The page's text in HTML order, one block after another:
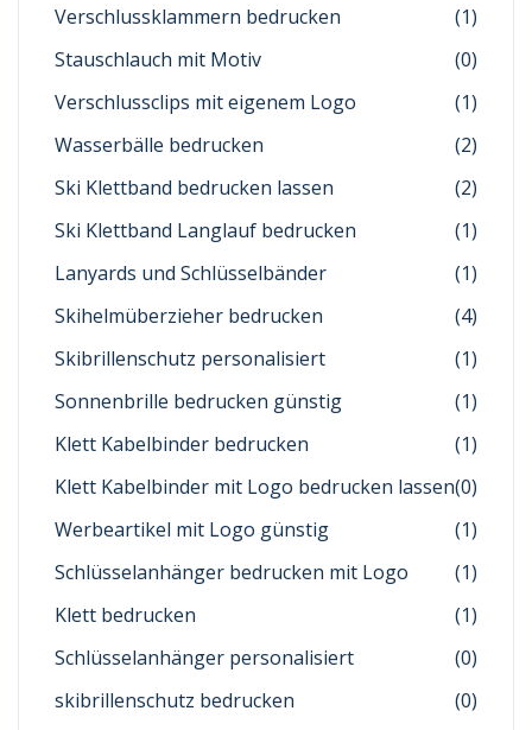
Verschlussklammern bedrucken
(1)
Stauschlauch mit Motiv
(0)
Verschlussclips mit eigenem Logo
(1)
Wasserbälle bedrucken
(2)
Ski Klettband bedrucken lassen
(2)
Ski Klettband Langlauf bedrucken
(1)
Lanyards und Schlüsselbänder
(1)
Skihelmüberzieher bedrucken
(4)
Skibrillenschutz personalisiert
(1)
Sonnenbrille bedrucken günstig
(1)
Klett Kabelbinder bedrucken
(1)
Klett Kabelbinder mit Logo bedrucken lassen(0)
Werbeartikel mit Logo günstig
(1)
Schlüsselanhänger bedrucken mit Logo
(1)
Klett bedrucken
(1)
Schlüsselanhänger personalisiert
(0)
skibrillenschutz bedrucken
(0)